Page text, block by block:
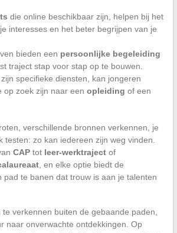
die online beschikbaar zijn, helpen bij het
interesses en het beter begrijpen van je
bieden een persoonlijke begeleiding
traject stap voor stap op te bouwen.
specifieke diensten, kan jongeren
op zoek zijn naar een opleiding of een
verschillende bronnen verkennen, je
testen: zo kan iedereen zijn weg vinden.
CAPtot leer-werktrajectof
, en elke optie biedt de
pad te banen dat trouw is aan je talenten
verkennen buiten de gebaande paden,
naar onverwachte ontdekkingen. Op